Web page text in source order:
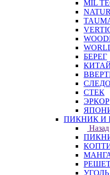
MIL
БЕРЕГ
СТЕК
ЭРКОР
ПИКНИК И
Назад